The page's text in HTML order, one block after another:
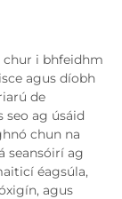
chur i bhfeidhm
agus díobh
de
seo ag úsáid
chun na
seansóirí ag
éagsúla,
agus